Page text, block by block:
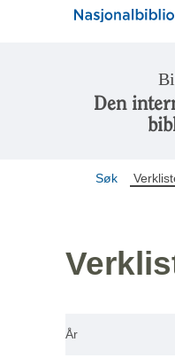
Den
Søk
År